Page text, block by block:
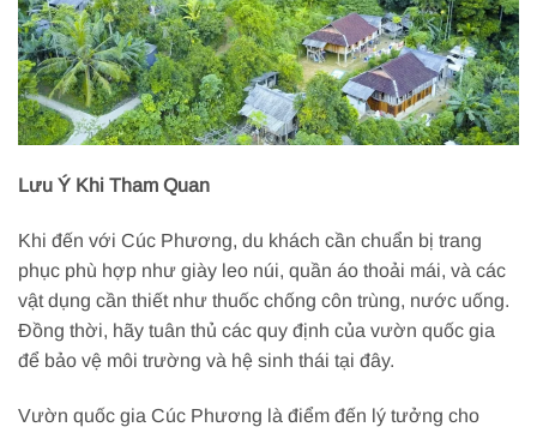
Lưu Ý Khi Tham Quan
Khi đến với Cúc Phương, du khách cần chuẩn bị trang
phục phù hợp như giày leo núi, quần áo thoải mái, và các
vật dụng cần thiết như thuốc chống côn trùng, nước uống.
Đồng thời, hãy tuân thủ các quy định của vườn quốc gia
để bảo vệ môi trường và hệ sinh thái tại đây.
Vườn quốc gia Cúc Phương là điểm đến lý tưởng cho